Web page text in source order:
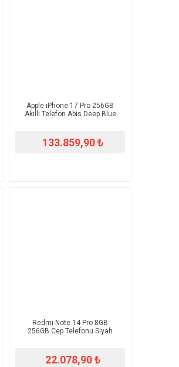
Apple iPhone 17 Pro 256GB
Akıllı Telefon Abis Deep Blue
133.859,90 ₺
Redmi Note 14 Pro 8GB
256GB Cep Telefonu Siyah
22.078,90 ₺